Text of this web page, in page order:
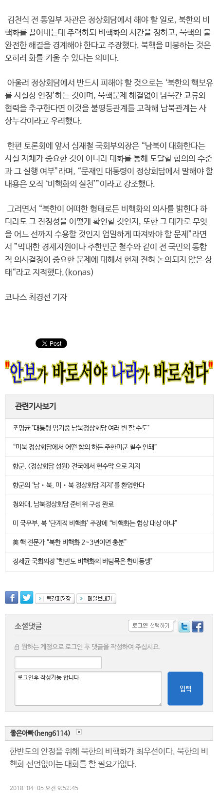
김천식 전 통일부 차관은 정상회담에서 해야 할 일로, 북한의 비
핵화를 끌어내는데 주력하되 비핵화의 시간을 정하고, 북핵의 불
완전한 해결을 경계해야 한다고 주장했다. 북핵을 미봉하는 것은
오히려 화를 키울 수 있다는 의미다.
아울러 정상회담에서 반드시 피해야 할 것으로는 ‘북한의 핵보유
를 사실상 인정’하는 것이며, 북핵문제 해결없이 남북간 교류와
협력을 추구한다면 이것을 불평등관계를 고착해 남북관계는 사
상누각이라고 우려했다.
한편 토론회에 앞서 심재철 국회부의장은 “남북이 대화한다는
사실 자체가 중요한 것이 아니라 대화를 통해 도달할 합의의 수준
과 그 실행 여부”라며, “문재인 대통령이 정상회담에서 말해야 할
내용은 오직 ‘비핵화의 실천’”이라고 강조했다.
그러면서 “북한이 어떠한 형태로든 비핵화의 의사를 밝힌다 하
더라도 그 진정성을 어떻게 확인할 것인지, 또한 그 대가로 무엇
을 어느 선까지 수용할 것인지 엄밀하게 따져봐야 할 문제”라면
서 ”막대한 경제지원이나 주한민군 철수와 같이 전 국민의 통합
적 의사결정이 중요한 문제에 대해서 현재 전혀 논의되지 않은 상
태“라고 지적했다.(konas)
코나스 최경선 기자
관련기사보기
조명균 "대통령 임기중 남북정상회담 여러 번 할 수도"
“미북 정상회담에서 어떤 합의 하든 주한미군 철수 안돼”
향군, <정상회담 성원> 전국에서 현수막 으로 지지
향군의 ‘남‧북, 미‧북 정상회담 지지’를 환영한다
청와대, 남북정상회담 준비위 구성 완료
미 국무부, 북 ‘단계적 비핵화’ 주장에 “비핵화는 협상 대상 아냐”
美 핵 전문가 “북한 비핵화 2~3년이면 충분”
정세균 국회의장 "한반도 비핵화의 버팀목은 한미동맹"
소셜댓글
원하는 계정으로 로그인 후 댓글을 작성하여 주십시요.
입력
좋은아빠(heng6114)
한반도의 안정을 위해 북한의 비핵화가 최우선이다. 북한의 비
핵화 선언없이는 대화를 할 필요가없다.
2018-04-05 오전 9:52:45